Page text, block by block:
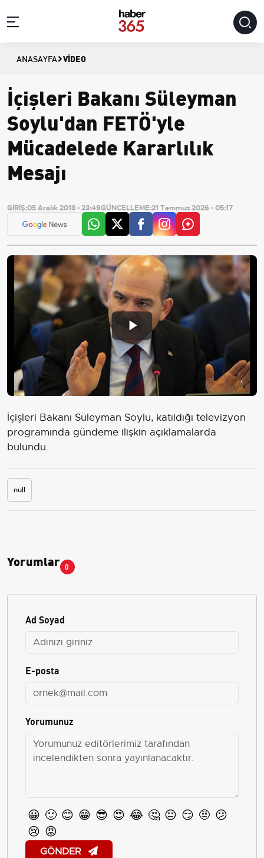
ANASAYFA VIDEO
İçişleri Bakanı Süleyman
Soylu'dan FETÖ'yle
Mücadelede Kararlılık
Mesajı
GİRİŞ:05 Aralık 2018 - 23:49GÜNCELLEME:21 Temmuz 2026 - 05:17
Play
Video
İçişleri Bakanı Süleyman Soylu, katıldığı televizyon
programında gündeme ilişkin açıklamalarda
bulundu.
null
Yorumlar 0
Ad Soyad
E-posta
Yorumunuz
😀 🙂 😊 😁 😎 😍 😂 🤔 😐 😏 🤨 😕
😢 😡
GÖNDER